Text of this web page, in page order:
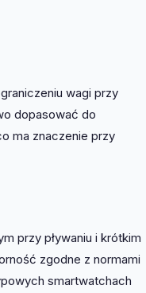
wagi przy
dopasować do
ma znaczenie przy
przy pływaniu i krótkim
zgodne z normami
smartwatchach